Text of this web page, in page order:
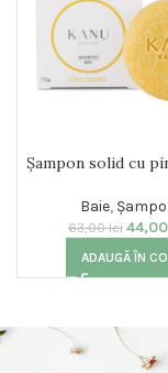
Șampon solid cu
Baie,
63,00lei 44,00
ADAUGĂ ÎN